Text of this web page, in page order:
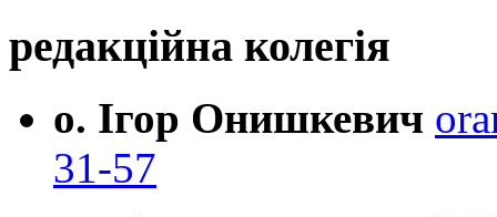
редакційна колегія
о. Ігор Онишкевич
31-57